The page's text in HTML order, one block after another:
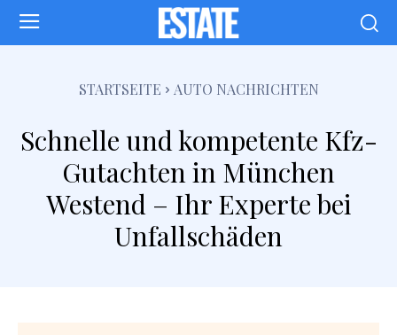
STARTSEITE AUTO NACHRICHTEN
Schnelle und kompetente Kfz-
Gutachten in München
Westend – Ihr Experte bei
Unfallschäden